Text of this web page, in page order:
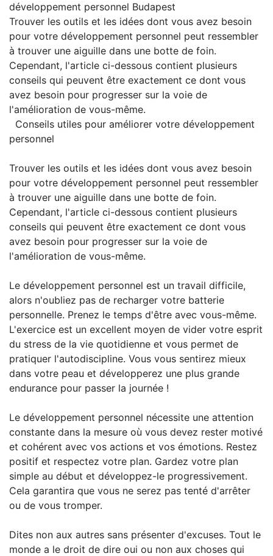
développement personnel Budapest
Trouver les outils et les idées dont vous avez besoin
pour votre développement personnel peut ressembler
à trouver une aiguille dans une botte de foin.
Cependant, l'article ci-dessous contient plusieurs
conseils qui peuvent être exactement ce dont vous
avez besoin pour progresser sur la voie de
l'amélioration de vous-même.
Conseils utiles pour améliorer votre développement
personnel
Trouver les outils et les idées dont vous avez besoin
pour votre développement personnel peut ressembler
à trouver une aiguille dans une botte de foin.
Cependant, l'article ci-dessous contient plusieurs
conseils qui peuvent être exactement ce dont vous
avez besoin pour progresser sur la voie de
l'amélioration de vous-même.
Le développement personnel est un travail difficile,
alors n'oubliez pas de recharger votre batterie
personnelle. Prenez le temps d'être avec vous-même.
L'exercice est un excellent moyen de vider votre esprit
du stress de la vie quotidienne et vous permet de
pratiquer l'autodiscipline. Vous vous sentirez mieux
dans votre peau et développerez une plus grande
endurance pour passer la journée !
Le développement personnel nécessite une attention
constante dans la mesure où vous devez rester motivé
et cohérent avec vos actions et vos émotions. Restez
positif et respectez votre plan. Gardez votre plan
simple au début et développez-le progressivement.
Cela garantira que vous ne serez pas tenté d'arrêter
ou de vous tromper.
Dites non aux autres sans présenter d'excuses. Tout le
monde a le droit de dire oui ou non aux choses qui